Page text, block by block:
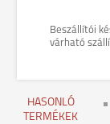
Beszállítói
várható
HASONLÓ
TERMÉKEK